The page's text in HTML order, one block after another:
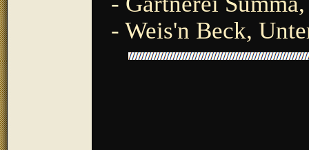
- Weis'n Beck,